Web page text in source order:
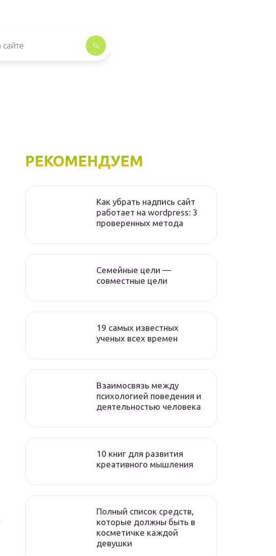
РЕКОМЕНДУЕМ
Как убрать надпись сайт
работает на wordpress: 3
проверенных метода
Семейные цели —
совместные цели
19 самых известных
ученых всех времен
Взаимосвязь между
психологией поведения и
деятельностью человека
10 книг для развития
креативного мышления
Полный список средств,
которые должны быть в
косметичке каждой
девушки